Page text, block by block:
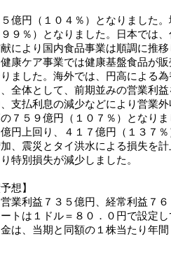
億円（１０４％）となりました
９％）となりました。日本では
により国内食品事業は順調に推
康ケア事業では健康基盤食品が
ました。海外では、円高による
全体として、前期並みの営業利益
支払利息の減少などにより営業
７５９億円（１０７％）となりま
円上回り、４１７億円（１３７％
、震災とタイ洪水による損失を
特別損失が減少しました。
想】
業利益７３５億円、経常利益７
トは１ドル＝８０．０円で設定し
は、当期と同額の１株当たり年